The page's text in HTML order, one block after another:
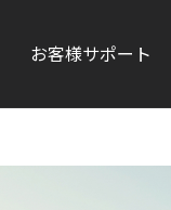
お客様サポート